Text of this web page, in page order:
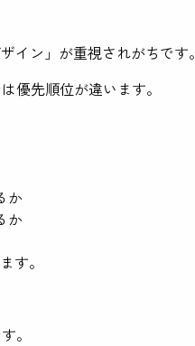
イン」が重視されがちです。
優先順位が違います。
か
か
す。
。